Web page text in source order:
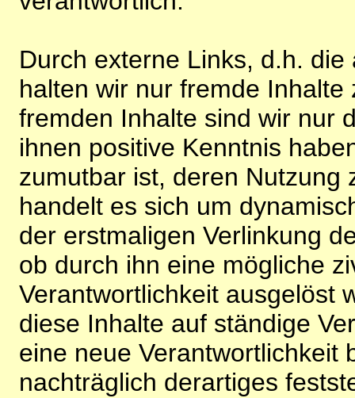
Durch externe Links, d.h.
halten wir nur fremde
fremden Inhalte sind wir nur
ihnen positive Kenntnis
zumutbar ist, deren Nutzung
handelt es sich um
der erstmaligen Verlinkung
ob durch ihn eine mögliche
Verantwortlichkeit ausgelöst
diese Inhalte auf ständige
eine neue Verantwortlichkeit
nachträglich derartiges